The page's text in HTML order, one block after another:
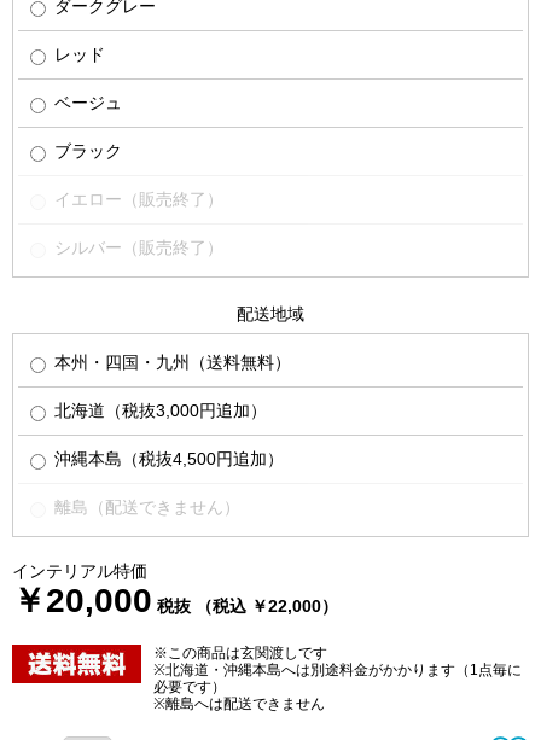
ダークグレー
レッド
ベージュ
ブラック
イエロー（販売終了）
シルバー（販売終了）
配送地域
本州・四国・九州（送料無料）
北海道（税抜3,000円追加）
沖縄本島（税抜4,500円追加）
離島（配送できません）
インテリアル特価
￥20,000 税抜 （税込 ￥22,000）
※この商品は玄関渡しです
※北海道・沖縄本島へは別途料金がかかります（1点毎に
必要です）
※離島へは配送できません